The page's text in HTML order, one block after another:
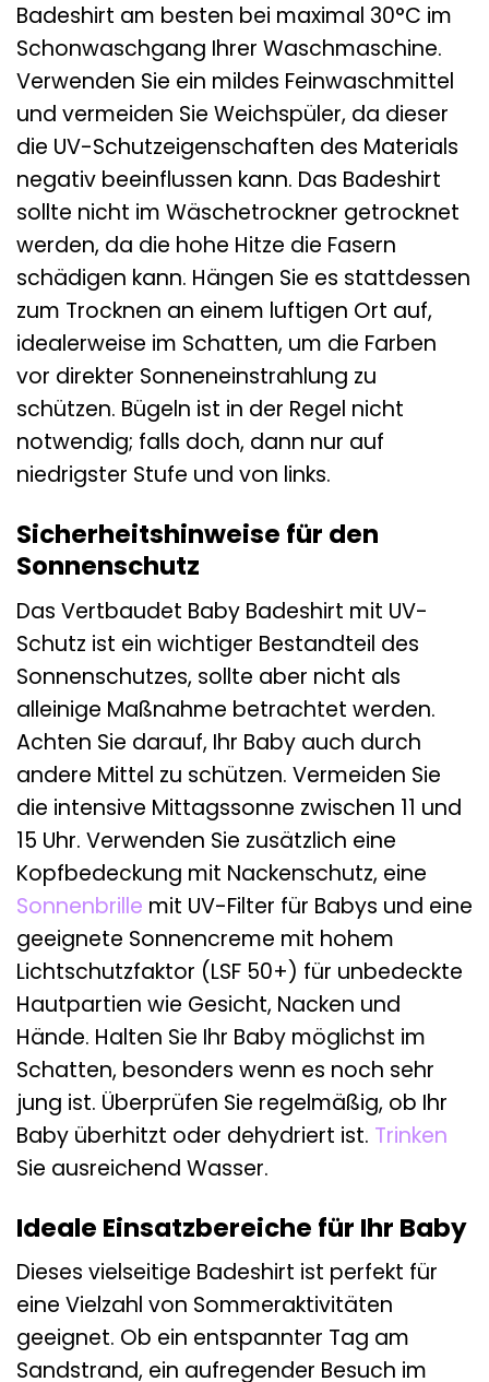
Badeshirt am besten bei maximal 30°C im
Schonwaschgang Ihrer Waschmaschine.
Verwenden Sie ein mildes Feinwaschmittel
und vermeiden Sie Weichspüler, da dieser
die UV-Schutzeigenschaften des Materials
negativ beeinflussen kann. Das Badeshirt
sollte nicht im Wäschetrockner getrocknet
werden, da die hohe Hitze die Fasern
schädigen kann. Hängen Sie es stattdessen
zum Trocknen an einem luftigen Ort auf,
idealerweise im Schatten, um die Farben
vor direkter Sonneneinstrahlung zu
schützen. Bügeln ist in der Regel nicht
notwendig; falls doch, dann nur auf
niedrigster Stufe und von links.
Sicherheitshinweise für den
Sonnenschutz
Das Vertbaudet Baby Badeshirt mit UV-
Schutz ist ein wichtiger Bestandteil des
Sonnenschutzes, sollte aber nicht als
alleinige Maßnahme betrachtet werden.
Achten Sie darauf, Ihr Baby auch durch
andere Mittel zu schützen. Vermeiden Sie
die intensive Mittagssonne zwischen 11 und
15 Uhr. Verwenden Sie zusätzlich eine
Kopfbedeckung mit Nackenschutz, eine
Sonnenbrille mit UV-Filter für Babys und eine
geeignete Sonnencreme mit hohem
Lichtschutzfaktor (LSF 50+) für unbedeckte
Hautpartien wie Gesicht, Nacken und
Hände. Halten Sie Ihr Baby möglichst im
Schatten, besonders wenn es noch sehr
jung ist. Überprüfen Sie regelmäßig, ob Ihr
Baby überhitzt oder dehydriert ist. Trinken
Sie ausreichend Wasser.
Ideale Einsatzbereiche für Ihr Baby
Dieses vielseitige Badeshirt ist perfekt für
eine Vielzahl von Sommeraktivitäten
geeignet. Ob ein entspannter Tag am
Sandstrand, ein aufregender Besuch im